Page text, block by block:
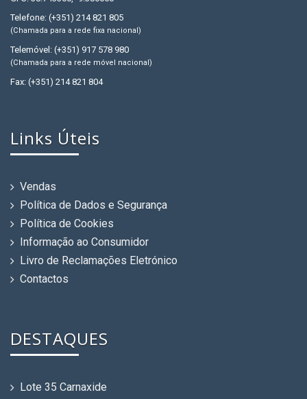
Telefone: (+351) 214 821 805
(Chamada para a rede fixa nacional)
Telemóvel: (+351) 917 578 980
(Chamada para a rede móvel nacional)
Fax: (+351) 214 821 804
Links Úteis
Vendas
Política de Dados e Segurança
Política de Cookies
Informação ao Consumidor
Livro de Reclamações Eletrónico
Contactos
DESTAQUES
Lote 35 Carnaxide